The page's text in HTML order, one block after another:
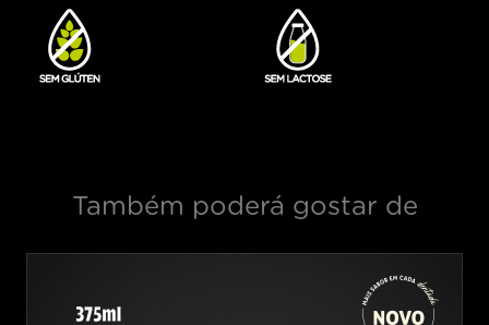
Também poderá gostar de